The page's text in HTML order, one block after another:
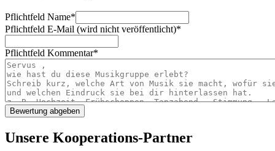
Pflichtfeld Name*
Pflichtfeld E-Mail (wird nicht veröffentlicht)*
Pflichtfeld Kommentar*
Unsere Kooperations-Partner